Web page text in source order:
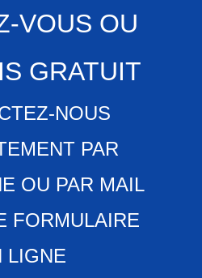
VOUS OU
GRATUIT
NOUS
PAR
OU PAR MAIL
FORMULAIRE
LIGNE